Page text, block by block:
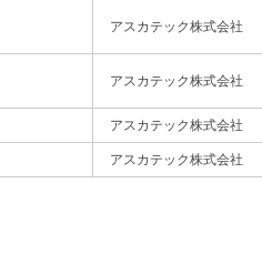
アスカテック株式会社
アスカテック株式会社
アスカテック株式会社
アスカテック株式会社